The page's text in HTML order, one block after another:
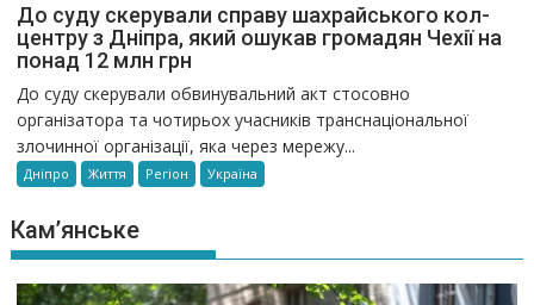
До суду скерували справу шахрайського кол-
центру з Дніпра, який ошукав громадян Чехії на
понад 12 млн грн
До суду скерували обвинувальний акт стосовно
організатора та чотирьох учасників транснаціональної
злочинної організації, яка через мережу...
Дніпро Життя Регіон Україна
Кам’янське